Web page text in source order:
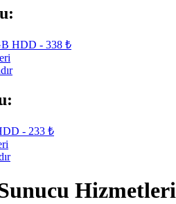
HDD - 338 ₺
- 233 ₺
Hizmetleri